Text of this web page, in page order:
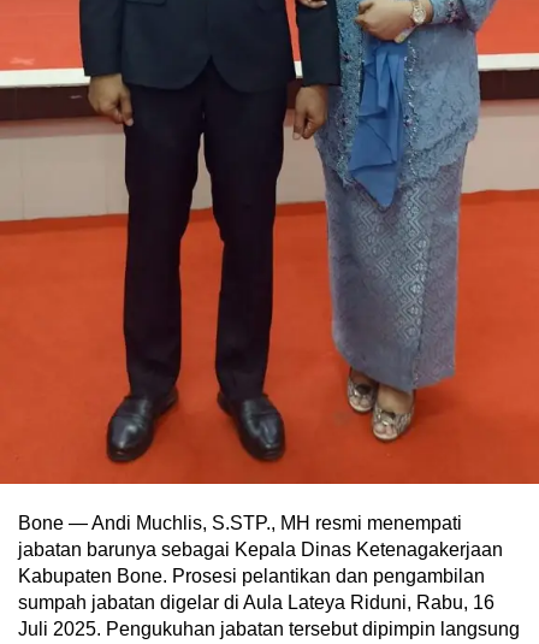
Bone — Andi Muchlis, S.STP., MH resmi menempati
jabatan barunya sebagai Kepala Dinas Ketenagakerjaan
Kabupaten Bone. Prosesi pelantikan dan pengambilan
sumpah jabatan digelar di Aula Lateya Riduni, Rabu, 16
Juli 2025. Pengukuhan jabatan tersebut dipimpin langsung